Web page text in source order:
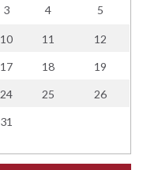
3 4 5
10 11 12
17 18 19
24 25 26
31